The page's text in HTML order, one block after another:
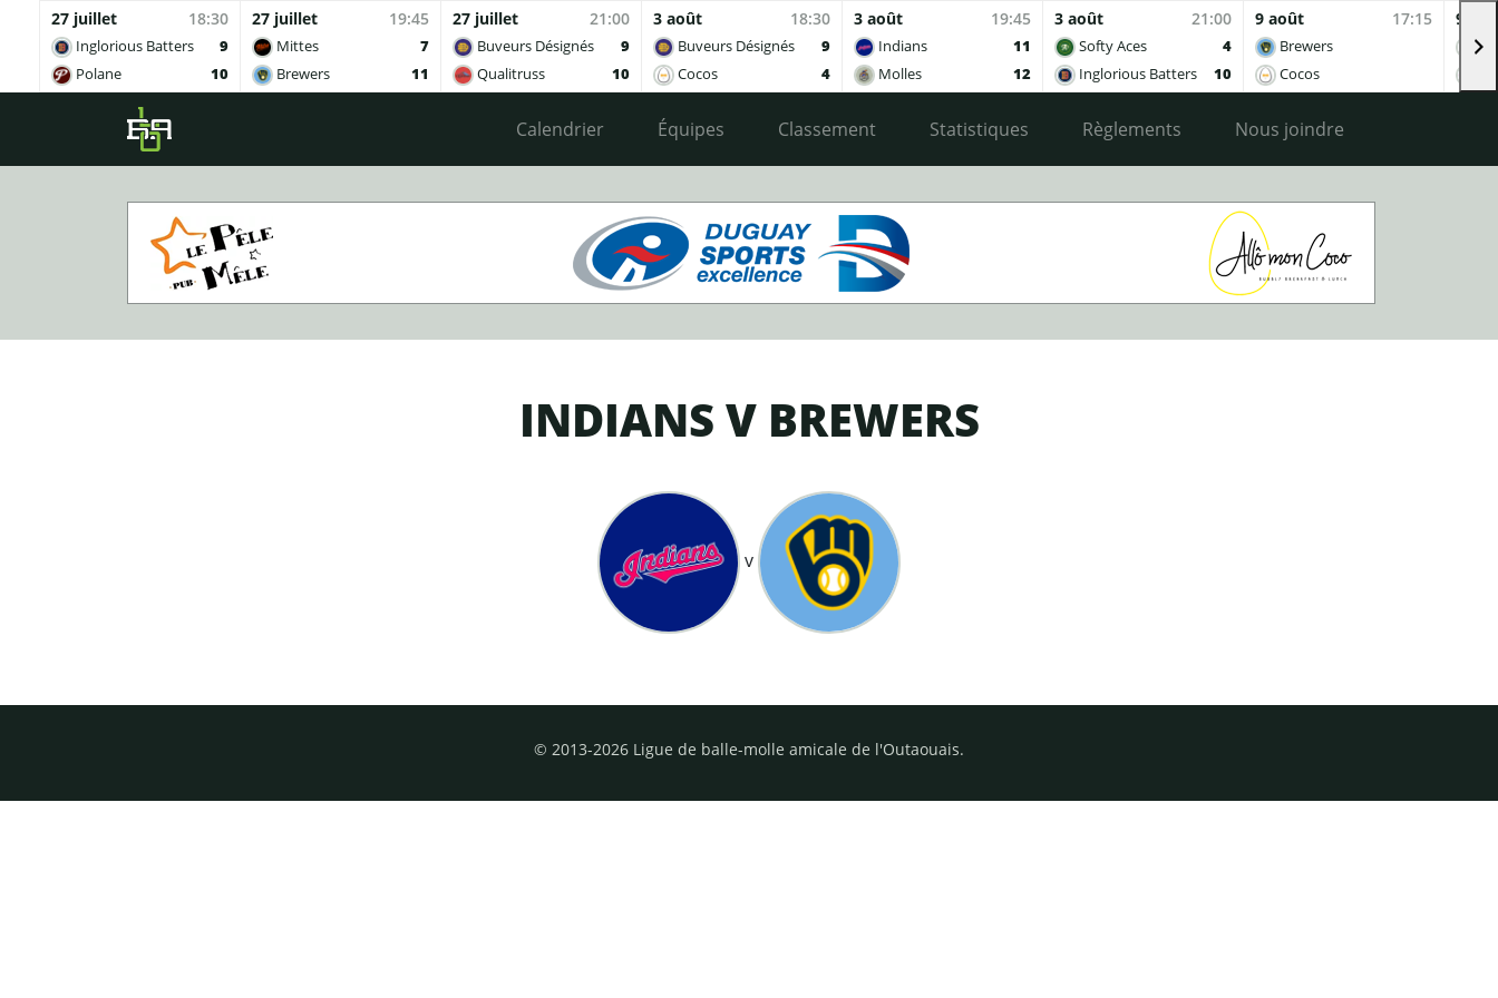
27 juillet 18:30
Inglorious Batters
9
Polane
10
27 juillet 19:45
Mittes
7
Brewers
11
27 juillet 21:00
Buveurs Désignés
9
Qualitruss
10
3 août 18:30
Buveurs Désignés
9
Cocos
4
3 août 19:45
Indians
11
Molles
12
3 août 21:00
Softy Aces
4
Inglorious Batters
10
9 août 17:15
Brewers
Cocos
9
Skip to main content
Calendrier
Équipes Classement Statistiques Règlements Nous joindre
INDIANS V BREWERS
v
© 2013-2026 Ligue de balle-molle amicale de l'Outaouais.